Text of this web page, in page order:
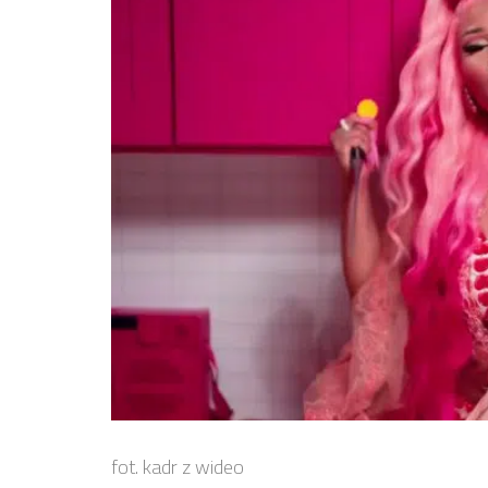
fot. kadr z wideo